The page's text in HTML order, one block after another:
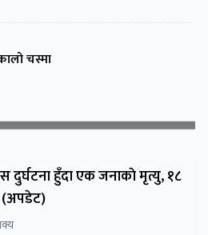
चस्मा
दुर्घटना हुँदा एक जनाकाे मृत्यु, १८
(अपडेट)